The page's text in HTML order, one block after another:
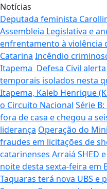
Notícias
Deputada feminista
Assembleia Legislativa e
enfrentamento à violência
Catarina Incêndio
Itapema Defesa Civil
temporais isolados nesta
Itapema, Kaleb Henrique
o Circuito Nacional Série
fora de casa e chegou a
liderança Operação do
fraudes em licitações de
catarinenses Arraiá SHED
noite desta sexta-feira em
Taquaras terá nova UBS e